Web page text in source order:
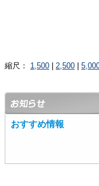
縮尺： 1,500 2,500
おすすめ情報